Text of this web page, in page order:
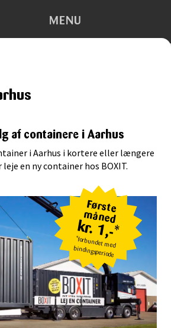
af containere i Aarhus
i Aarhus i kortere eller længere
en ny container hos BOXIT.
Første
måned
kr. 1,-*
*forbundet med
bindingsperiode
MENU